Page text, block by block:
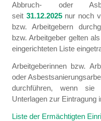
Abbruch- oder
seit 31.12.2025nur noch
bzw. Arbeitgebern
bzw. Arbeitgeber gelten
eingerichteten Liste
Arbeitgeberinnen bzw.
oder
durchführen, wenn
Unterlagen zur Eintragung
Liste der Ermächtigten